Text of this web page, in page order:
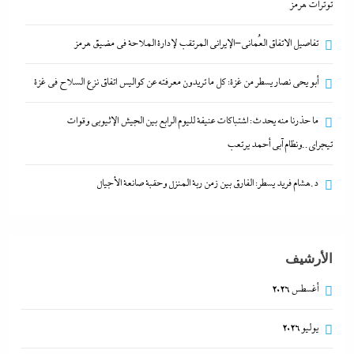
كواليس اتفاق نزع السلاح في غزة
توترات هرمز
تفاصيل الاتفاق العُماني-الإيراني المرتقب لإدارة الملاحة في مضيق هرمز
أبو يحى نصار يسطر من غزة: كل ما تريدون معرفته عن كواليس اتفاق نزع السلاح في غزة
ما حذرنا منه يحدث: اشتباكات عنيفة لليوم الرابع بين الجيش الإثيوبي وقوات
تيجراي..ونظام آبي أحمد يرتعب
د.هشام فريد يسطر: الفارق بين زمن ربة المنزل وحقبة صانعة الأجيال
الأرشيف
أغسطس 2026
يوليو 2026